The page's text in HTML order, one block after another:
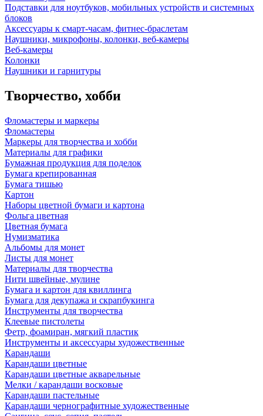
Подставки для ноутбуков, мобильных устройств и системных
блоков
Аксессуары к смарт-часам, фитнес-браслетам
Наушники, микрофоны, колонки, веб-камеры
Веб-камеры
Колонки
Наушники и гарнитуры
Творчество, хобби
Фломастеры и маркеры
Фломастеры
Маркеры для творчества и хобби
Материалы для графики
Бумажная продукция для поделок
Бумага крепированная
Бумага тишью
Картон
Наборы цветной бумаги и картона
Фольга цветная
Цветная бумага
Нумизматика
Альбомы для монет
Листы для монет
Материалы для творчества
Нити швейные, мулине
Бумага и картон для квиллинга
Бумага для декупажа и скрапбукинга
Инструменты для творчества
Клеевые пистолеты
Фетр, фоамиран, мягкий пластик
Инструменты и аксессуары художественные
Карандаши
Карандаши цветные
Карандаши цветные акварельные
Мелки / карандаши восковые
Карандаши пастельные
Карандаши чернографитные художественные